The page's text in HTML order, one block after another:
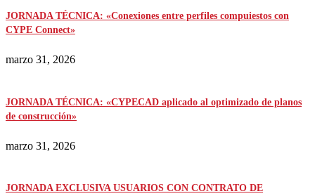
JORNADA TÉCNICA: «Conexiones entre perfiles compuiestos con
CYPE Connect»
marzo 31, 2026
JORNADA TÉCNICA: «CYPECAD aplicado al optimizado de planos
de construcción»
marzo 31, 2026
JORNADA EXCLUSIVA USUARIOS CON CONTRATO DE